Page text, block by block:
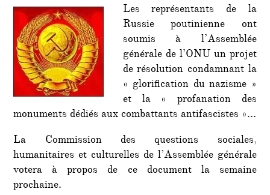
les
Pays
Baltes
Les représentants de la
Russie poutinienne ont
soumis à l’Assemblée
générale de l’ONU un projet
de résolution condamnant la
« glorification du nazisme »
et la « profanation des
monuments dédiés aux combattants antifascistes »…
La Commission des questions sociales,
humanitaires et culturelles de l’Assemblée générale
votera à propos de ce document la semaine
prochaine.